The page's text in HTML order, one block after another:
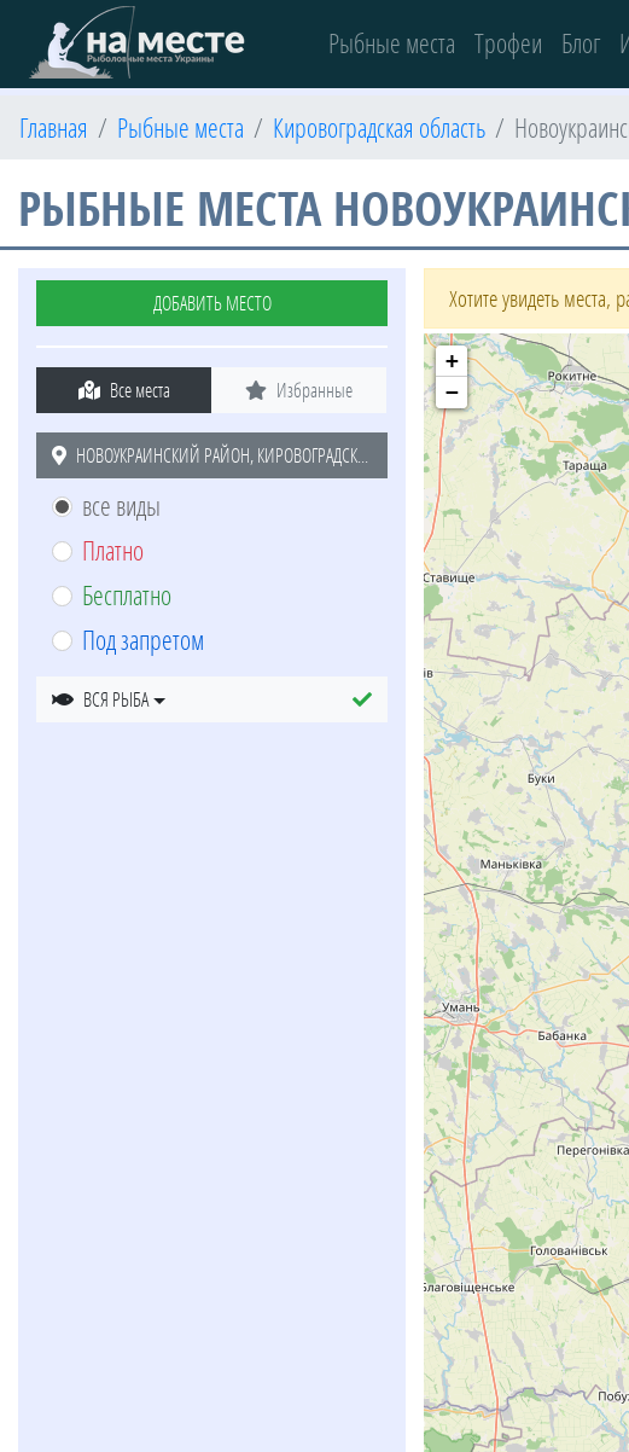
Рыбные места Трофеи Блог
Главная Рыбные места Кировоградская область
РЫБНЫЕ МЕСТА
ДОБАВИТЬ МЕСТО
Все места Избранные
НОВОУКРАИНСКИЙ РАЙОН, КИРОВОГРАДСКАЯ ОБЛАСТЬ
все виды
Платно
Бесплатно
Под запретом
ВСЯ РЫБА
Хотите увидеть
+
−